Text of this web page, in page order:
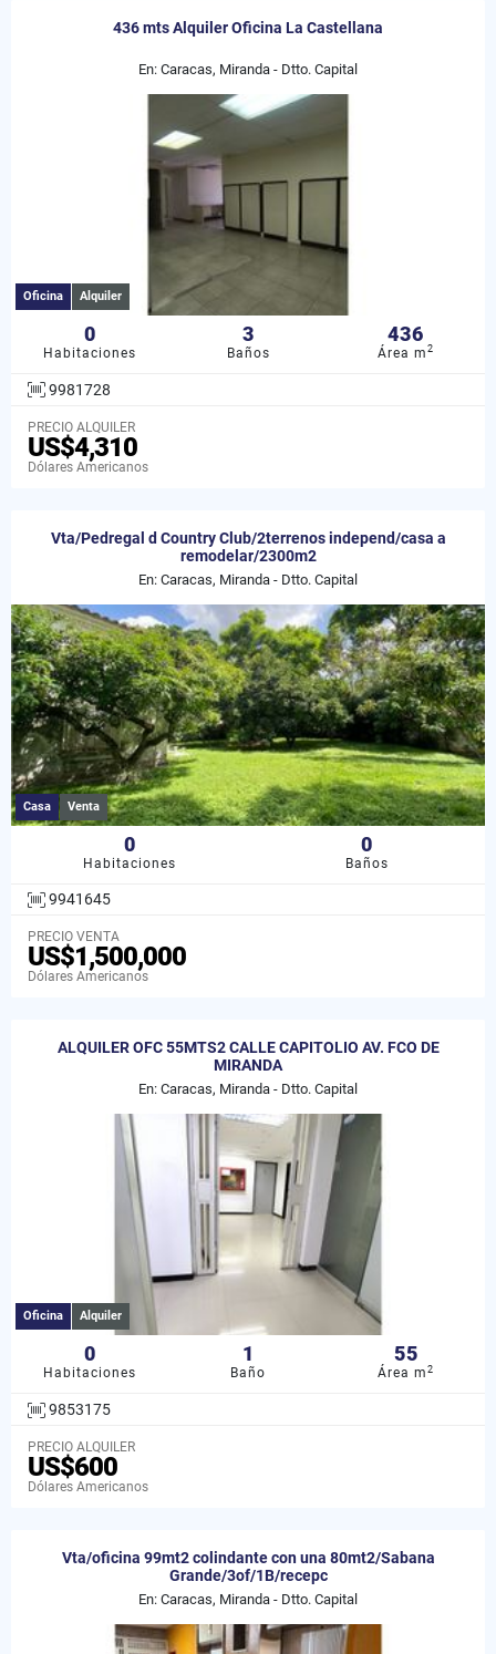
436 mts Alquiler Oficina La Castellana
En: Caracas, Miranda - Dtto. Capital
Oficina Alquiler
0
Habitaciones
3
Baños
436
Área m2
9981728
PRECIO ALQUILER
US$4,310
Dólares Americanos
Vta/Pedregal d Country Club/2terrenos independ/casa a
remodelar/2300m2
En: Caracas, Miranda - Dtto. Capital
Casa Venta
0
Habitaciones
0
Baños
9941645
PRECIO VENTA
US$1,500,000
Dólares Americanos
ALQUILER OFC 55MTS2 CALLE CAPITOLIO AV. FCO DE
MIRANDA
En: Caracas, Miranda - Dtto. Capital
Oficina Alquiler
0
Habitaciones
1
Baño
55
Área m2
9853175
PRECIO ALQUILER
US$600
Dólares Americanos
Vta/oficina 99mt2 colindante con una 80mt2/Sabana
Grande/3of/1B/recepc
En: Caracas, Miranda - Dtto. Capital